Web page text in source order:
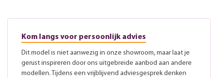
Kom langs voor persoonlijk advies
Dit model is niet aanwezig in onze showroom, maar laat je
gerust inspireren door ons uitgebreide aanbod aan andere
modellen. Tijdens een vrijblijvend adviesgesprek denken